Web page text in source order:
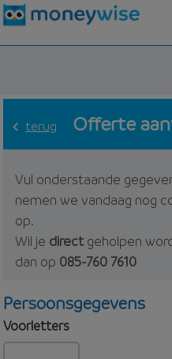
terug Offerte
Vul onderstaande
nemen we vandaag nog
op.
Wil je directgeholpen
dan op 085-760 7610
Persoonsgegevens
Voorletters